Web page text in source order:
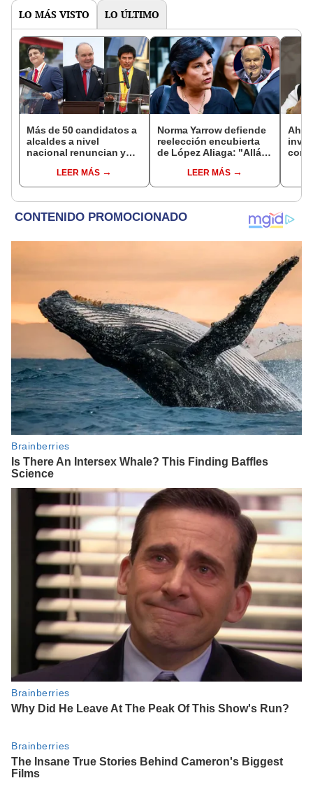
LO MÁS VISTO LO ÚLTIMO
Más de 50 candidatos a
alcaldes a nivel
nacional renuncian y
encubiertaLEER MÁS
Norma Yarrow defiende
reelección encubierta
de López Aliaga: "Allá el
sacar la vuelta"
LEER MÁS